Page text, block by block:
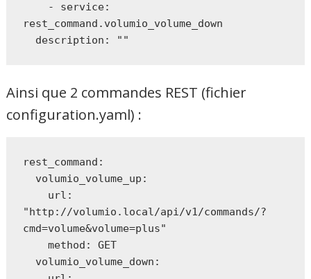
rest_command.volumio_volume_down
  description: ""
Ainsi que 2 commandes REST (fichier
configuration.yaml) :
rest_command:
"http://volumio.local/api/v1/commands/?
cmd=volume&volume=plus"
    method: GET